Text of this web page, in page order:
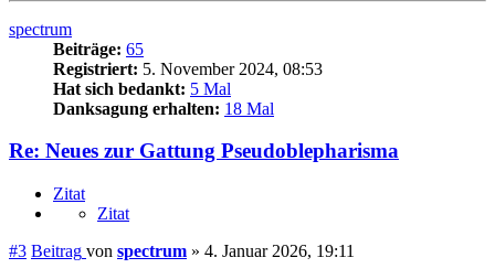
spectrum
Beiträge: 65
Registriert: 5. November 2024, 08:53
Hat sich bedankt: 5 Mal
Danksagung erhalten: 18 Mal
Re: Neues zur Gattung Pseudoblepharisma
Zitat
Zitat
#3 Beitrag von spectrum » 4. Januar 2026, 19:11